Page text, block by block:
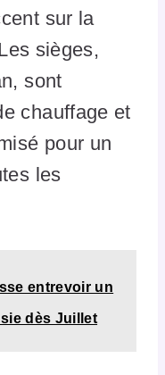
sur la
sièges,
sont
chauffage et
pour un
les
entrevoir un
dès Juillet